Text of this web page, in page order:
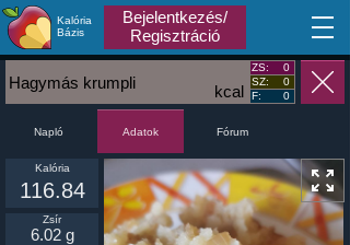
Kalória
Bázis
Bejelentkezés/
Regisztráció
MA
kcal
Hagymás krumpli
ZS:
0
SZ:
0
F:
0
Napló Adatok Fórum
Kalória
116.84
Zsír
6.02 g